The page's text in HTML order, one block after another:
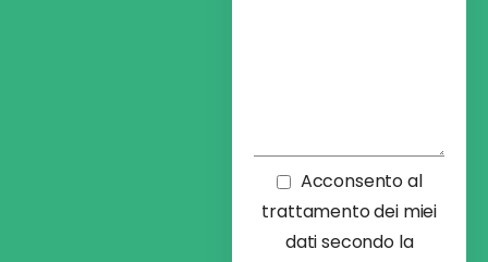
Acconsento al
trattamento dei miei
dati secondo la